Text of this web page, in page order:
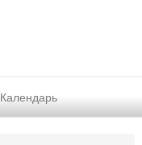
Календарь